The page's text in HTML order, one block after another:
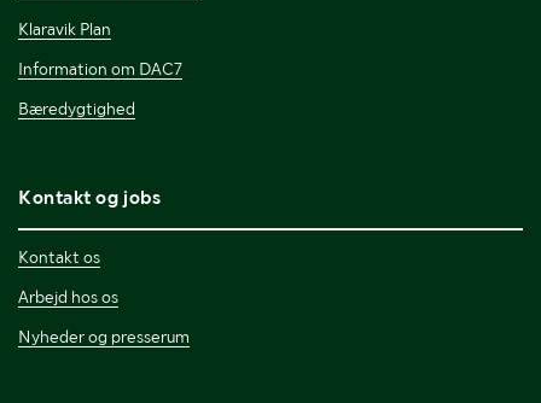
Klaravik Plan
Information om DAC7
Bæredygtighed
Kontakt og jobs
Kontakt os
Arbejd hos os
Nyheder og presserum